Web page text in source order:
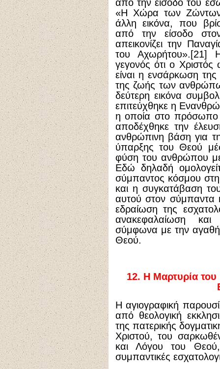
από την είσοδο του
«Η Χώρα των
άλλη εικόνα, που
από την είσοδο
απεικονίζει την
του Αχωρήτου».[21]
γεγονός ότι ο
είναι η ενσάρκωση
της ζωής των
δεύτερη εικόνα
επιτεύχθηκε η
η οποία στο πρόσωπο
αποδέχθηκε την
ανθρώπινη βάση για
ύπαρξης του Θεού
φύση του ανθρώπου
Εδώ δηλαδή
σύμπαντος κόσμου
και η συγκατάβαση
αυτού στον σύμπαντα
εδραίωση της
ανακεφαλαίωση
σύμφωνα με την αγαθή,
Θεού.
12. Η Μαρτυρία
Η αγιογραφική
από θεολογική
της πατερικής
Χριστού, του
και Λόγου του
συμπαντικές